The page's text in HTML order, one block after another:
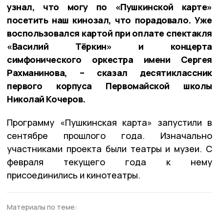
узнал, что могу по «Пушкинской карте»
посетить наш кинозал, что порадовало. Уже
воспользовался картой при оплате спектакля
«Василий Тёркин» и концерта
симфонического оркестра имени Сергея
Рахманинова, – сказал десятиклассник
первого корпуса Первомайской школы
Николай Кочеров.
Программу «Пушкинская карта» запустили в
сентябре прошлого года. Изначально
участниками проекта были театры и музеи. С
февраля текущего года к нему
присоединились и кинотеатры.
Материалы по теме: